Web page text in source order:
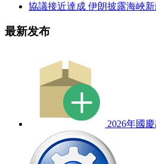
協議接近達成 伊朗披露海峽
最新发布
2026年國